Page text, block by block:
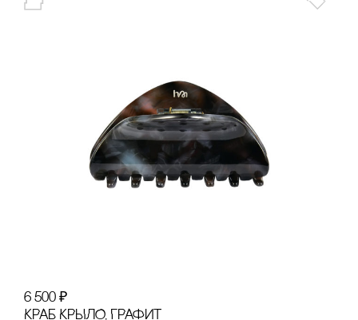
6 500 ₽
КРАБ КРЫЛО, ГРАФИТ